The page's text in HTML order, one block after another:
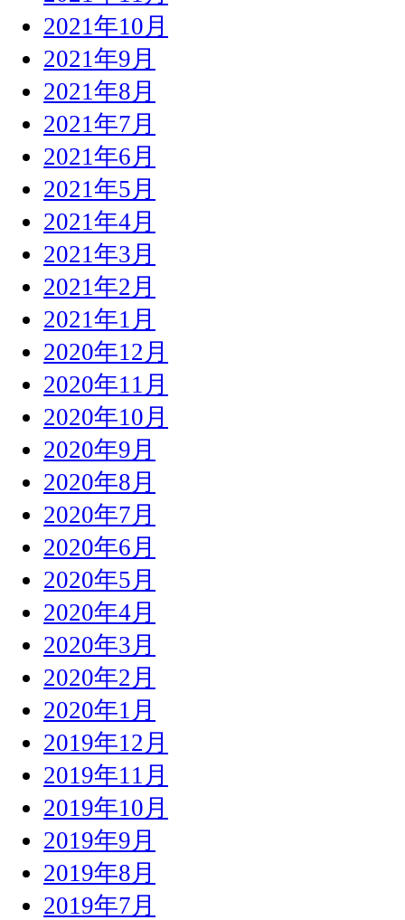
2021年10月
2021年9月
2021年8月
2021年7月
2021年6月
2021年5月
2021年4月
2021年3月
2021年2月
2021年1月
2020年12月
2020年11月
2020年10月
2020年9月
2020年8月
2020年7月
2020年6月
2020年5月
2020年4月
2020年3月
2020年2月
2020年1月
2019年12月
2019年11月
2019年10月
2019年9月
2019年8月
2019年7月